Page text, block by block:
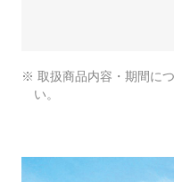
※ 取扱商品内容・期間に
い。